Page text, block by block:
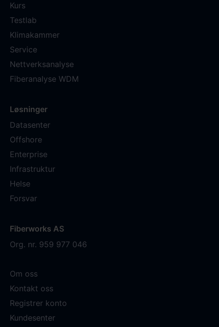
Kurs
Testlab
Klimakammer
Service
Nettverksanalyse
Fiberanalyse WDM
Løsninger
Datasenter
Offshore
Enterprise
Infrastruktur
Helse
Forsvar
Fiberworks AS
Org. nr. 959 977 046
Om oss
Kontakt oss
Registrer konto
Kundesenter